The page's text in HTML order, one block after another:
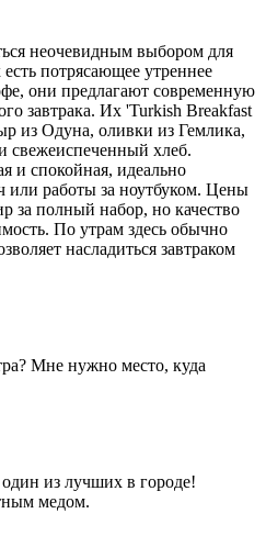
неочевидным выбором для
потрясающее утреннее
они предлагают современную
завтрака. Их 'Turkish Breakfast
из Одуна, оливки из Гемлика,
хлеб.
и спокойная, идеально
или работы за ноутбуком. Цены
за полный набор, но качество
По утрам здесь обычно
насладиться завтраком
Мне нужно место, куда
из лучших в городе!
медом.